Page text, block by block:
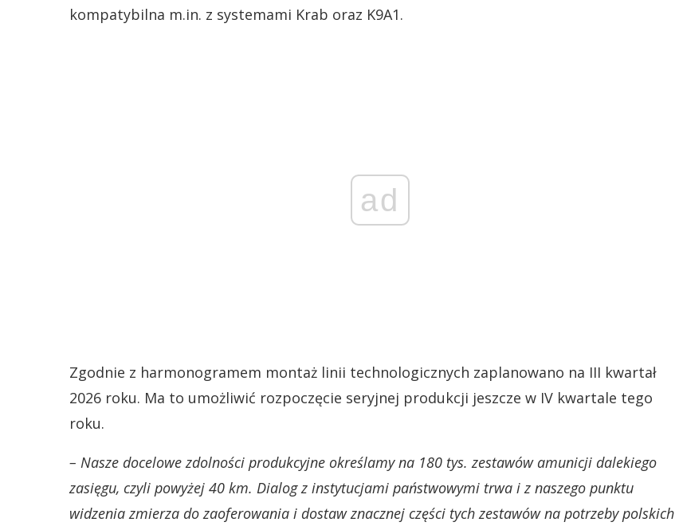
kompatybilna m.in. z systemami Krab oraz K9A1.
ad
Zgodnie z harmonogramem montaż linii technologicznych zaplanowano na III kwartał
2026 roku. Ma to umożliwić rozpoczęcie seryjnej produkcji jeszcze w IV kwartale tego
roku.
– Nasze docelowe zdolności produkcyjne określamy na 180 tys. zestawów amunicji dalekiego
zasięgu, czyli powyżej 40 km. Dialog z instytucjami państwowymi trwa i z naszego punktu
widzenia zmierza do zaoferowania i dostaw znacznej części tych zestawów na potrzeby polskich